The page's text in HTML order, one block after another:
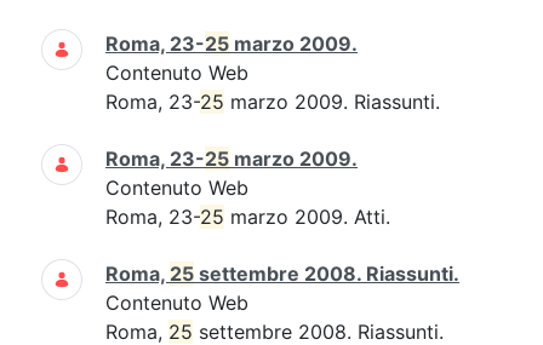
Roma, 23-25 marzo 2009.
Contenuto Web
Roma, 23-25 marzo 2009. Riassunti.
Roma, 23-25 marzo 2009.
Contenuto Web
Roma, 23-25 marzo 2009. Atti.
Roma, 25 settembre 2008. Riassunti.
Contenuto Web
Roma, 25 settembre 2008. Riassunti.